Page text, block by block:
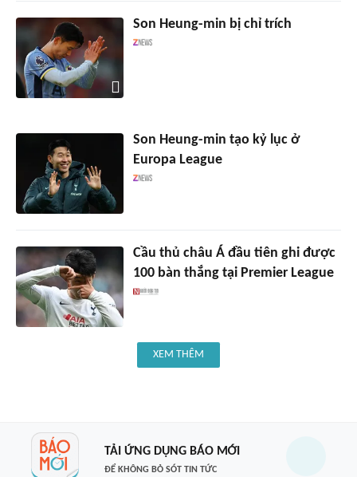
Son Heung-min bị chỉ trích
Son Heung-min tạo kỷ lục ở
Europa League
Cầu thủ châu Á đầu tiên ghi được
100 bàn thắng tại Premier League
XEM THÊM
TẢI ỨNG DỤNG BÁO MỚI
ĐỂ KHÔNG BỎ SÓT TIN TỨC